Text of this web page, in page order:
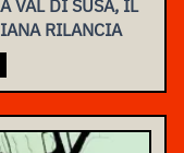
VAL DI SUSA, IL
RILANCIA